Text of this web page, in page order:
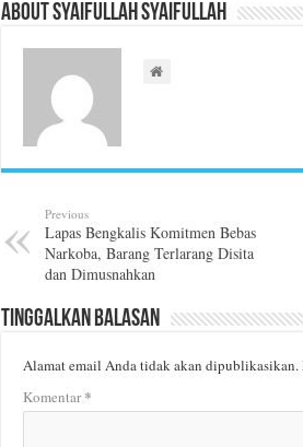
About Syaifullah Syaifullah
Previous
Lapas Bengkalis Komitmen Bebas
Narkoba, Barang Terlarang Disita
dan Dimusnahkan
Tinggalkan Balasan
Alamat email Anda tidak akan dipublikasikan.
Komentar*